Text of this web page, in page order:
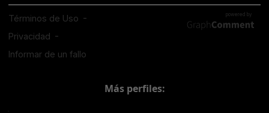
Más perfiles: